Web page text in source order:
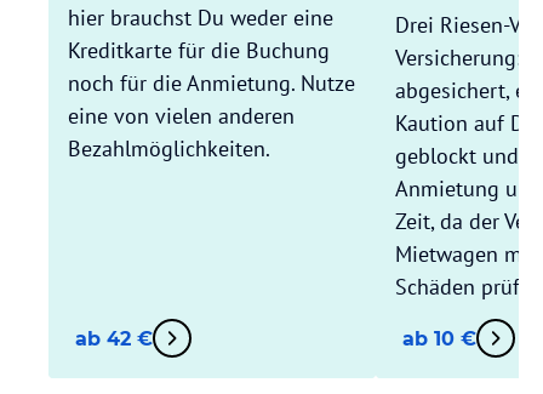
hier brauchst Du weder eine
Kreditkarte für die Buchung
noch für die Anmietung. Nutze
eine von vielen anderen
Bezahlmöglichkeiten.
ab 42 €
Drei Riesen-
Versicherung:
abgesichert,
Kaution auf
geblockt und
Anmietung
Zeit, da der
Mietwagen
Schäden prüft.
ab 10 €